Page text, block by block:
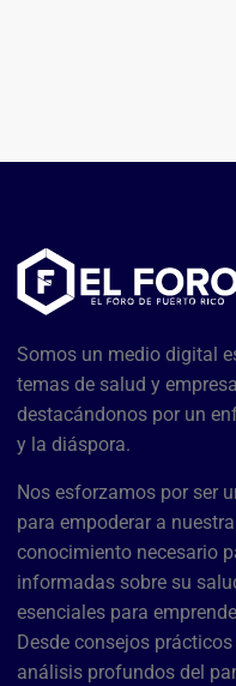
Somos un medio digital
temas de salud y
destacándonos por un
y la diáspora.
Nos esforzamos por ser
para empoderar a
conocimiento necesario
informadas sobre su
esenciales para
Desde consejos
análisis profundos del